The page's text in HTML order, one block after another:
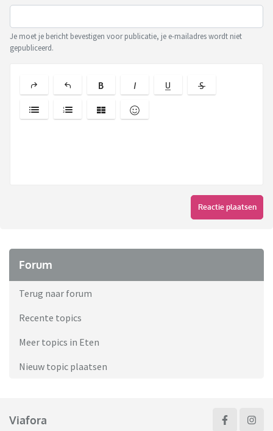
Je moet je bericht bevestigen voor publicatie, je e-mailadres wordt niet
gepubliceerd.
Reactie plaatsen
Forum
Terug naar forum
Recente topics
Meer topics in Eten
Nieuw topic plaatsen
Viafora